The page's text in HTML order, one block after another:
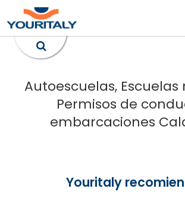
Autoescuelas, Escuelas
Permisos de
embarcaciones
Youritaly